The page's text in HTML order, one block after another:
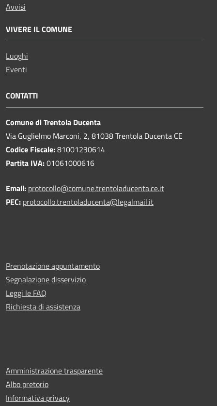
Avvisi
VIVERE IL COMUNE
Luoghi
Eventi
CONTATTI
Comune di Trentola Ducenta
Via Guglielmo Marconi, 2, 81038 Trentola Ducenta CE
Codice Fiscale:81001230614
Partita IVA:01061000616
Email: protocollo@comune.trentoladucenta.ce.it
PEC: protocollo.trentoladucenta@legalmail.it
Prenotazione appuntamento
Segnalazione disservizio
Leggi le FAQ
Richiesta di assistenza
Amministrazione trasparente
Albo pretorio
Informativa privacy